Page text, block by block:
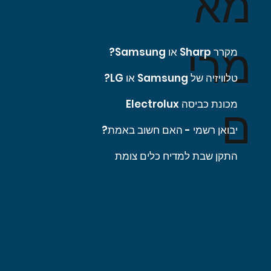
מרי
ם
מקרר Sharp או Samsung?
טלוויזיה של Samsung או LG?
מכונת כביסה Electrolux
יבואן רשמי - האם חשוב באמת?
התקן שבת למדיח כלים צומת